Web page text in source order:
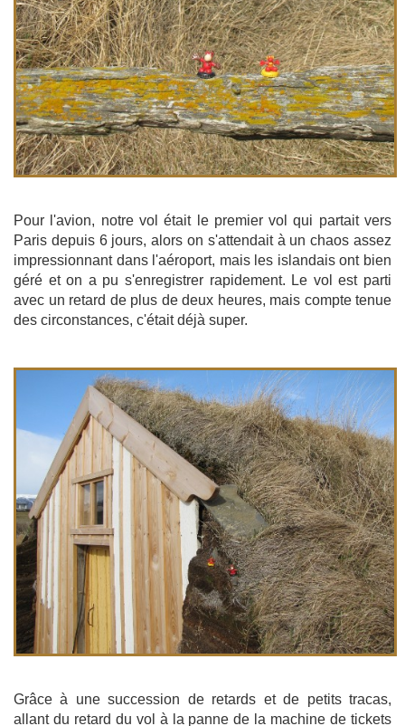
Pour l'avion, notre vol était le premier vol qui partait vers
Paris depuis 6 jours, alors on s'attendait à un chaos assez
impressionnant dans l'aéroport, mais les islandais ont bien
géré et on a pu s'enregistrer rapidement. Le vol est parti
avec un retard de plus de deux heures, mais compte tenue
des circonstances, c'était déjà super.
Grâce à une succession de retards et de petits tracas,
allant du retard du vol à la panne de la machine de tickets